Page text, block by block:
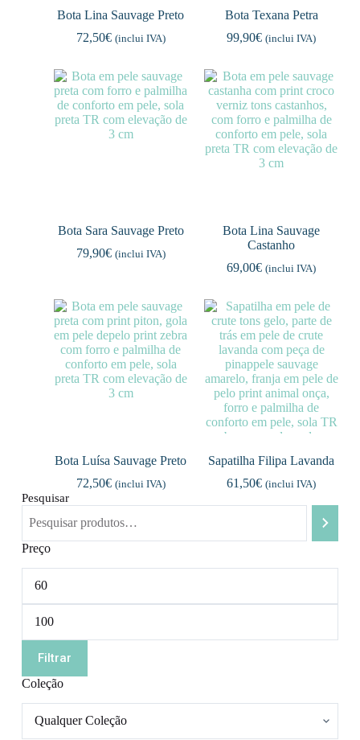
Bota Lina Sauvage Preto
72,50€ (inclui IVA)
Bota Texana Petra
99,90€ (inclui IVA)
Bota Sara Sauvage Preto
79,90€ (inclui IVA)
Bota Lina Sauvage
Castanho
69,00€ (inclui IVA)
Bota Luísa Sauvage Preto
72,50€ (inclui IVA)
Sapatilha Filipa Lavanda
61,50€ (inclui IVA)
Pesquisar
Preço
mínimo
máximo
Filtrar
Coleção